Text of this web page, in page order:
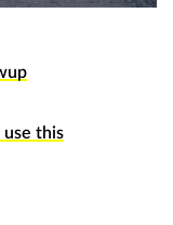
this